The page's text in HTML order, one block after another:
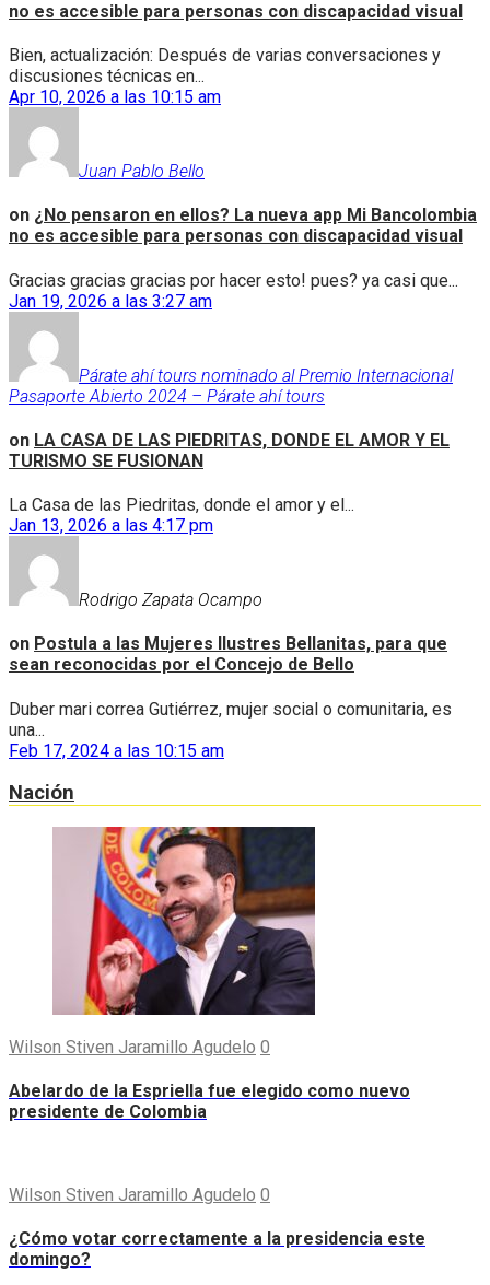
no es accesible para personas con discapacidad visual
Bien, actualización: Después de varias conversaciones y
discusiones técnicas en...
Apr 10, 2026 a las 10:15 am
Juan Pablo Bello
on ¿No pensaron en ellos? La nueva app Mi Bancolombia
no es accesible para personas con discapacidad visual
Gracias gracias gracias por hacer esto! pues? ya casi que...
Jan 19, 2026 a las 3:27 am
Párate ahí tours nominado al Premio Internacional
Pasaporte Abierto 2024 – Párate ahí tours
on LA CASA DE LAS PIEDRITAS, DONDE EL AMOR Y EL
TURISMO SE FUSIONAN
La Casa de las Piedritas, donde el amor y el...
Jan 13, 2026 a las 4:17 pm
Rodrigo Zapata Ocampo
on Postula a las Mujeres Ilustres Bellanitas, para que
sean reconocidas por el Concejo de Bello
Duber mari correa Gutiérrez, mujer social o comunitaria, es
una...
Feb 17, 2024 a las 10:15 am
Nación
Wilson Stiven Jaramillo Agudelo 0
Abelardo de la Espriella fue elegido como nuevo
presidente de Colombia
Wilson Stiven Jaramillo Agudelo 0
¿Cómo votar correctamente a la presidencia este
domingo?